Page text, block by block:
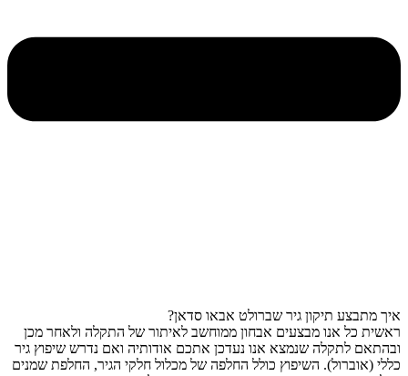
איך מתבצע תיקון גיר שברולט אבאו סדאן?
ראשית כל אנו מבצעים אבחון ממוחשב לאיתור של התקלה ולאחר מכן
ובהתאם לתקלה שנמצא אנו נעדכן אתכם אודותיה ואם נדרש שיפוץ גיר
כללי (אוברול). השיפוץ כולל החלפה של מכלול חלקי הגיר, החלפת שמנים